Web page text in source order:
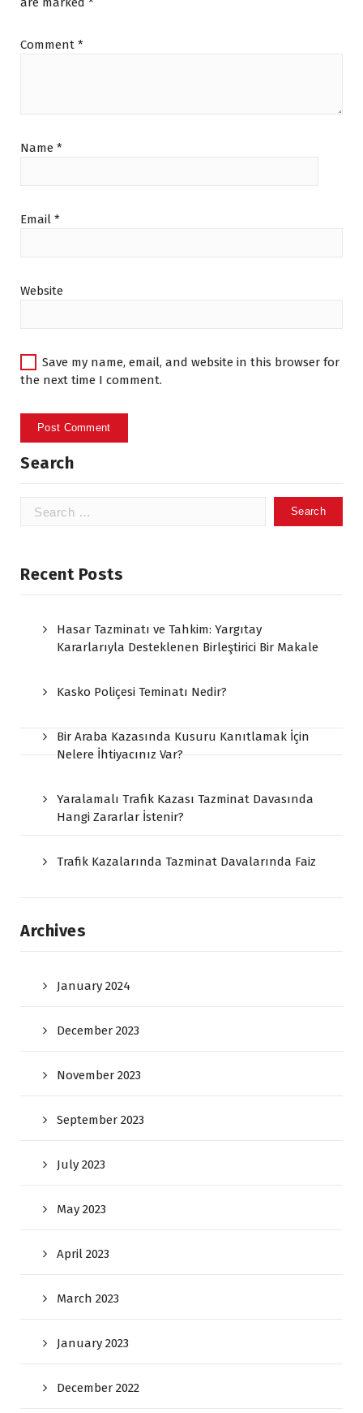
Comment *
Name *
Email *
Website
Save my name, email, and website in this browser for
the next time I comment.
Search
Search
Recent Posts
Hasar Tazminatı ve Tahkim: Yargıtay
Kararlarıyla Desteklenen Birleştirici Bir Makale
Kasko Poliçesi Teminatı Nedir?
Bir Araba Kazasında Kusuru Kanıtlamak İçin
Nelere İhtiyacınız Var?
Yaralamalı Trafik Kazası Tazminat Davasında
Hangi Zararlar İstenir?
Trafik Kazalarında Tazminat Davalarında Faiz
Archives
January 2024
December 2023
November 2023
September 2023
July 2023
May 2023
April 2023
March 2023
January 2023
December 2022